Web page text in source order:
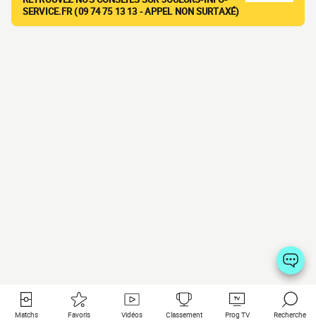
SERVICE.FR (09 74 75 13 13 - APPEL NON SURTAXÉ)
Matchs Favoris Vidéos Classement Prog TV Recherche